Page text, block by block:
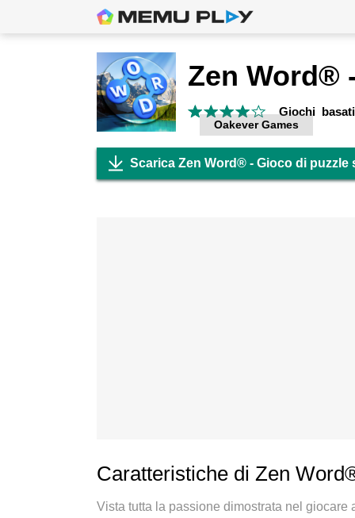
Giochi
Oakever Games
Scarica Zen Word® - Gioco di puzzle
Caratteristiche di Zen
Vista tutta la passione dimostrata nel